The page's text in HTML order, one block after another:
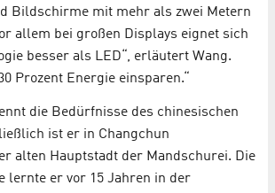
Bildschirme mit mehr als zwei Metern
allem bei großen Displays eignet sich
besser als LED“, erläutert Wang.
Prozent Energie einsparen.“
die Bedürfnisse des chinesischen
ist er in Changchun
alten Hauptstadt der Mandschurei. Die
lernte er vor 15 Jahren in der